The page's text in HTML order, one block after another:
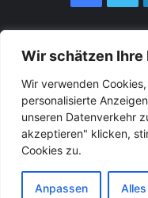
Wir schätzen Ihre
Wir verwenden
personalisierte
unseren Datenverkehr
akzeptieren" klicken,
Cookies zu.
Anpassen
© Copyright 2026,
Ana Sayfa